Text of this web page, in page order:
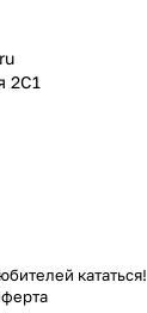
2С1
кататься!